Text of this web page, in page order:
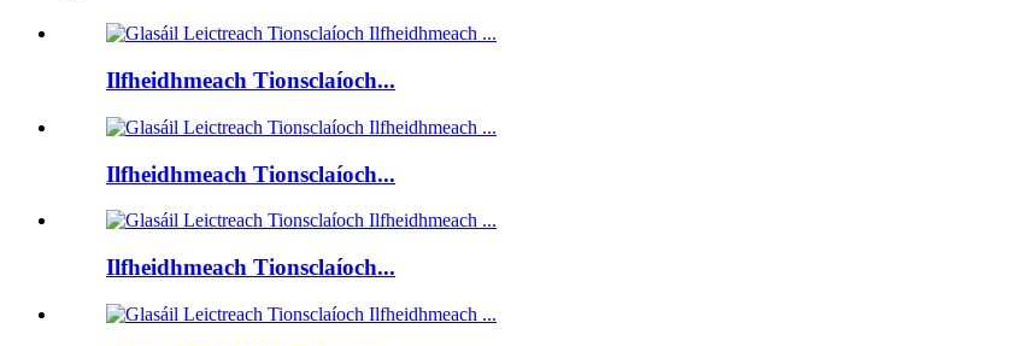
Ilfheidhmeach Tionsclaíoch...
Ilfheidhmeach Tionsclaíoch...
Ilfheidhmeach Tionsclaíoch...